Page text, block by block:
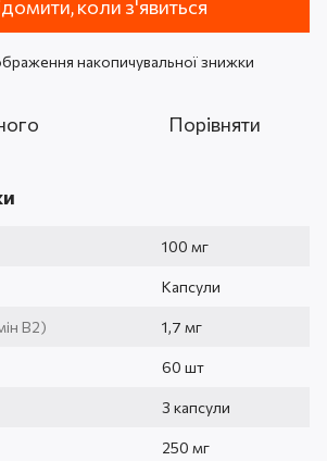
коли з'явиться
накопичувальної знижки
Порівняти
100 мг
Капсули
B2) 1,7 мг
60 шт
3 капсули
250 мг